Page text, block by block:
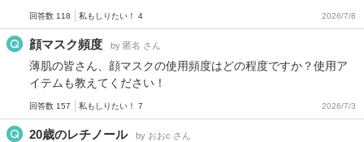
回答数 118 私もしりたい！ 4 2026/7/8
顔マスク頻度 by 匿名 さん
薄肌の皆さん、顔マスクの使用頻度はどの程度ですか？使用ア
イテムも教えてください！
回答数 157 私もしりたい！ 7 2026/7/3
20歳のレチノール by おおc さん